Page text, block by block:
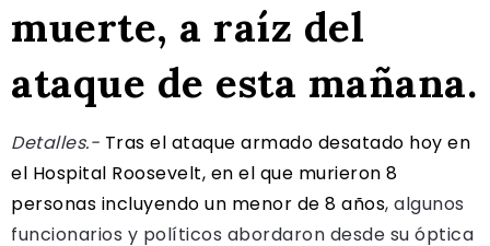
muerte, a raíz del
ataque de esta mañana.
Detalles.- Tras el ataque armado desatado hoy en
el Hospital Roosevelt, en el que murieron 8
personas incluyendo un menor de 8 años, algunos
funcionarios y políticos abordaron desde su óptica